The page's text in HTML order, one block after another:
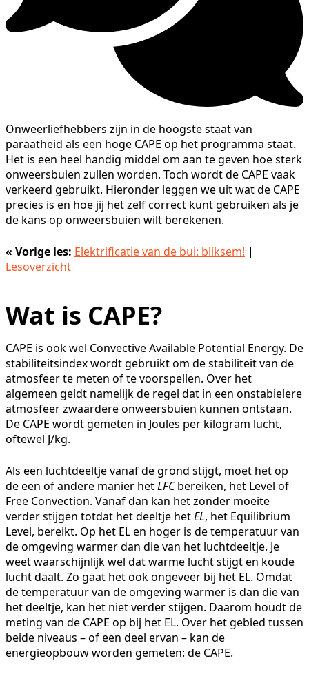
Onweerliefhebbers zijn in de hoogste staat van
paraatheid als een hoge CAPE op het programma staat.
Het is een heel handig middel om aan te geven hoe sterk
onweersbuien zullen worden. Toch wordt de CAPE vaak
verkeerd gebruikt. Hieronder leggen we uit wat de CAPE
precies is en hoe jij het zelf correct kunt gebruiken als je
de kans op onweersbuien wilt berekenen.
« Vorige les: Elektrificatie van de bui: bliksem! |
Lesoverzicht
Wat is CAPE?
CAPE is ook wel Convective Available Potential Energy. De
stabiliteitsindex wordt gebruikt om de stabiliteit van de
atmosfeer te meten of te voorspellen. Over het
algemeen geldt namelijk de regel dat in een onstabielere
atmosfeer zwaardere onweersbuien kunnen ontstaan.
De CAPE wordt gemeten in Joules per kilogram lucht,
oftewel J/kg.
Als een luchtdeeltje vanaf de grond stijgt, moet het op
de een of andere manier hetLFCbereiken, het Level of
Free Convection. Vanaf dan kan het zonder moeite
verder stijgen totdat het deeltje hetEL, het Equilibrium
Level, bereikt. Op het EL en hoger is de temperatuur van
de omgeving warmer dan die van het luchtdeeltje. Je
weet waarschijnlijk wel dat warme lucht stijgt en koude
lucht daalt. Zo gaat het ook ongeveer bij het EL. Omdat
de temperatuur van de omgeving warmer is dan die van
het deeltje, kan het niet verder stijgen. Daarom houdt de
meting van de CAPE op bij het EL. Over het gebied tussen
beide niveaus – of een deel ervan – kan de
energieopbouw worden gemeten: de CAPE.